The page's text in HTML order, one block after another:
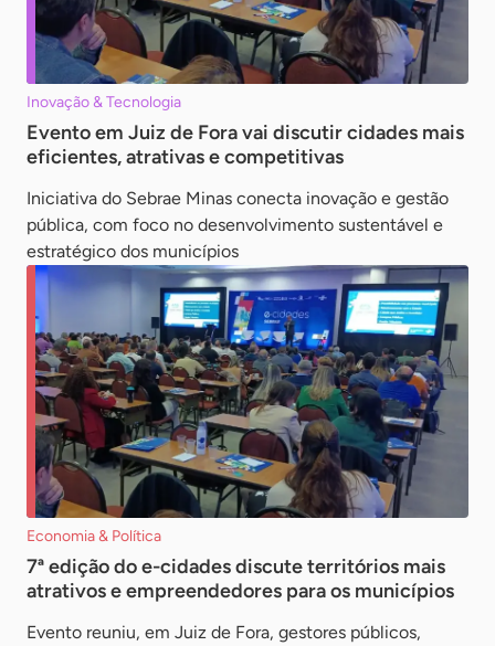
Inovação & Tecnologia
Evento em Juiz de Fora vai discutir cidades mais
eficientes, atrativas e competitivas
Iniciativa do Sebrae Minas conecta inovação e gestão
pública, com foco no desenvolvimento sustentável e
estratégico dos municípios
Economia & Política
7ª edição do e-cidades discute territórios mais
atrativos e empreendedores para os municípios
Evento reuniu, em Juiz de Fora, gestores públicos,